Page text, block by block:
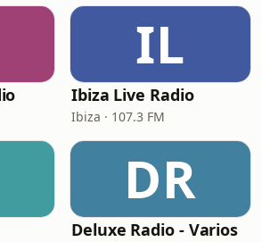
IL
Ibiza Live Radio
Ibiza · 107.3 FM
DR
Deluxe Radio - Varios